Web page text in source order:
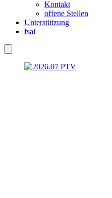
Kontakt
offene Stellen
Unterstützung
fsai